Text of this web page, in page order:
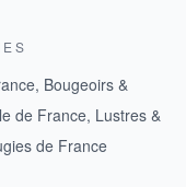
, Bougeoirs &
de France, Lustres &
de France